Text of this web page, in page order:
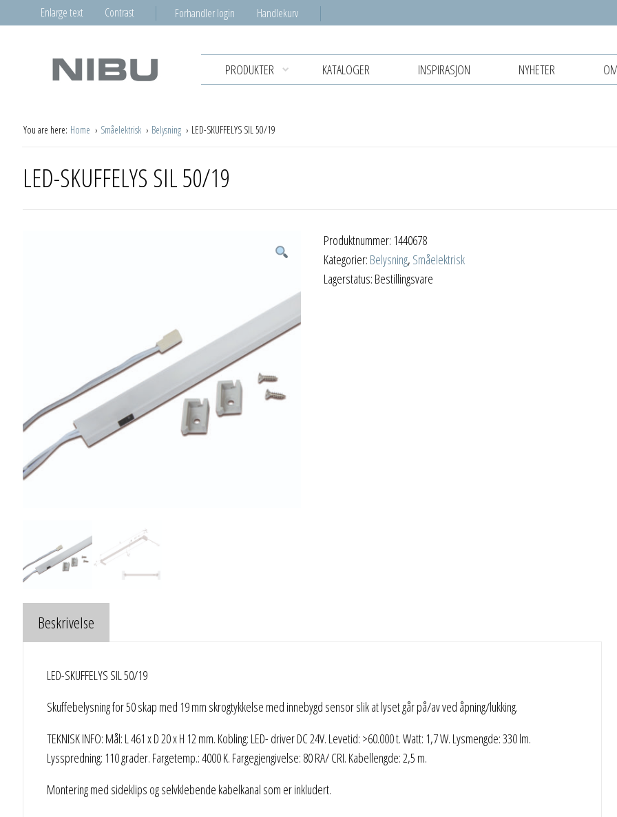
Enlarge text Contrast Forhandler login Handlekurv
PRODUKTER KATALOGER INSPIRASJON NYHETER
You are here: Home Småelektrisk Belysning LED-SKUFFELYS SIL 50/19
LED-SKUFFELYS SIL 50/19
Produktnummer: 1440678
Kategorier: Belysning, Småelektrisk
Lagerstatus: Bestillingsvare
Beskrivelse
LED-SKUFFELYS SIL 50/19
Skuffebelysning for 50 skap med 19 mm skrogtykkelse med innebygd sensor slik at lyset går på/av ved åpning/lukking.
TEKNISK INFO: Mål: L 461 x D 20 x H 12 mm. Kobling: LED- driver DC 24V. Levetid: >60.000 t. Watt: 1,7 W. Lysmengde: 330 lm.
Lysspredning: 110 grader. Fargetemp.: 4000 K. Fargegjengivelse: 80 RA/ CRI. Kabellengde: 2,5 m.
Montering med sideklips og selvklebende kabelkanal som er inkludert.